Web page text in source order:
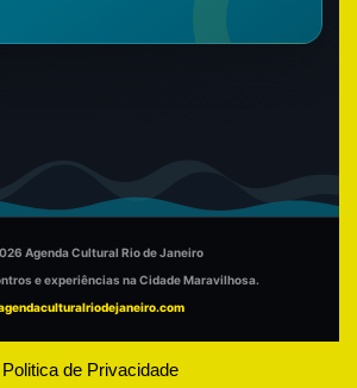
Agenda Cultural Rio de Janeiro
e experiências na Cidade Maravilhosa.
Politica de Privacidade